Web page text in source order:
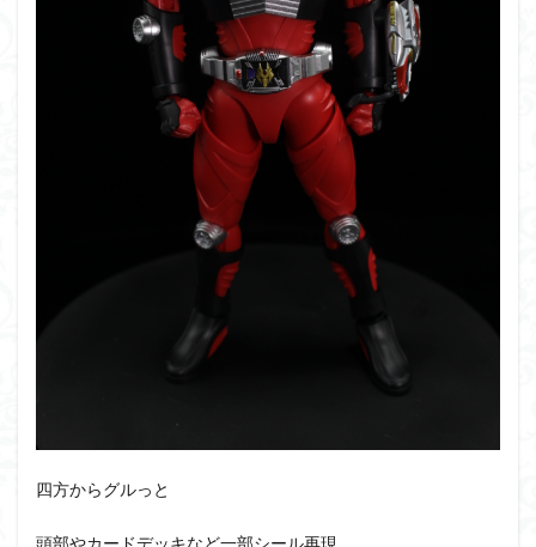
四方からグルっと
頭部やカードデッキなど一部シール再現